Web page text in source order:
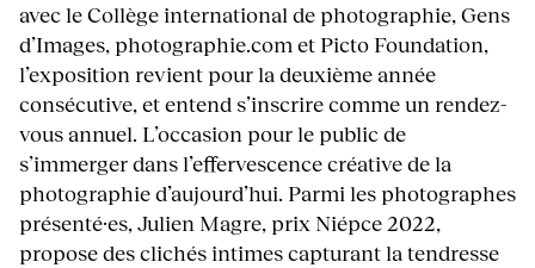
avec le Collège international de photographie, Gens
d’Images, photographie.com et Picto Foundation,
l’exposition revient pour la deuxième année
consécutive, et entend s’inscrire comme un rendez-
vous annuel. L’occasion pour le public de
s’immerger dans l’effervescence créative de la
photographie d’aujourd’hui. Parmi les photographes
présenté·es, Julien Magre, prix Niépce 2022,
propose des clichés intimes capturant la tendresse